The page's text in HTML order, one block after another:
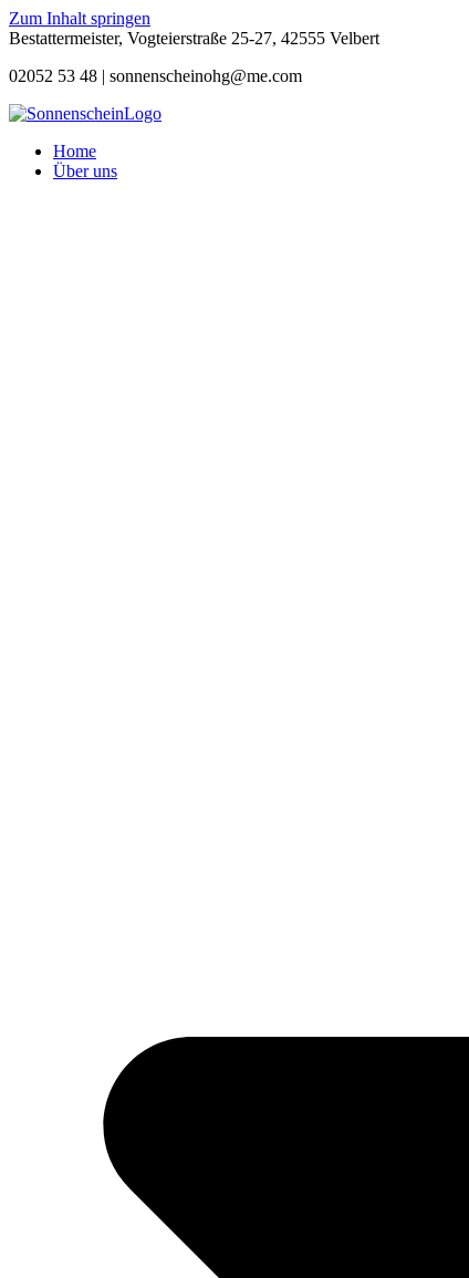
Zum Inhalt springen
Bestattermeister, Vogteierstraße 25-27, 42555 Velbert
02052 53 48 | sonnenscheinohg@me.com
Home
Über uns